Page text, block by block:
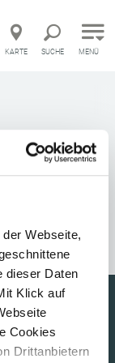
Webseite,
dieser Daten
Klick auf
Cookies
Drittanbietern
KARTE SUCHE MENÜ